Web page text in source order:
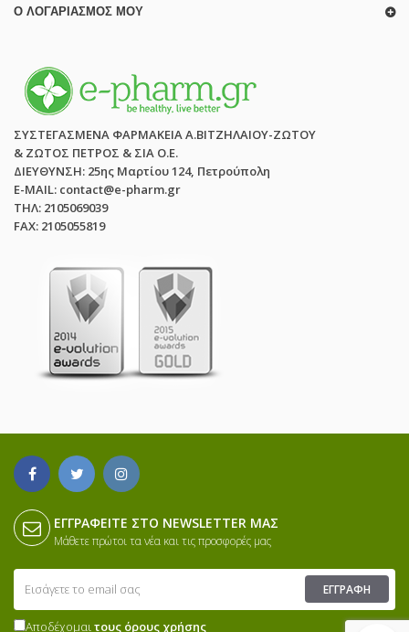
Ο ΛΟΓΑΡΙΑΣΜΌΣ ΜΟΥ
ΣΥΣΤΕΓΑΣΜΕΝΑ ΦΑΡΜΑΚΕΙΑ Α.ΒΙΤΖΗΛΑΙΟΥ-ΖΩΤΟΥ
& ΖΩΤΟΣ ΠΕΤΡΟΣ & ΣΙΑ Ο.Ε.
ΔΙΕΥΘΥΝΣΗ: 25ης Μαρτίου 124, Πετρούπολη
E-MAIL: contact@e-pharm.gr
ΤΗΛ: 2105069039
FAX: 2105055819
ΕΓΓΡΑΦΕΊΤΕ ΣΤΟ NEWSLETTER ΜΑΣ
Μάθετε πρώτοι τα νέα και τις προσφορές μας
ΕΓΓΡΑΦΉ
Αποδέχομαιτους όρους χρήσης